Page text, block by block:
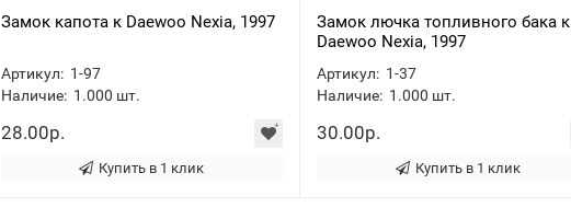
Замок капота к Daewoo Nexia, 1997
Артикул: 1-97
Наличие: 1.000 шт.
28.00р.
Купить в 1 клик
Замок лючка топливного бака к
Daewoo Nexia, 1997
Артикул: 1-37
Наличие: 1.000 шт.
30.00р.
Купить в 1 клик